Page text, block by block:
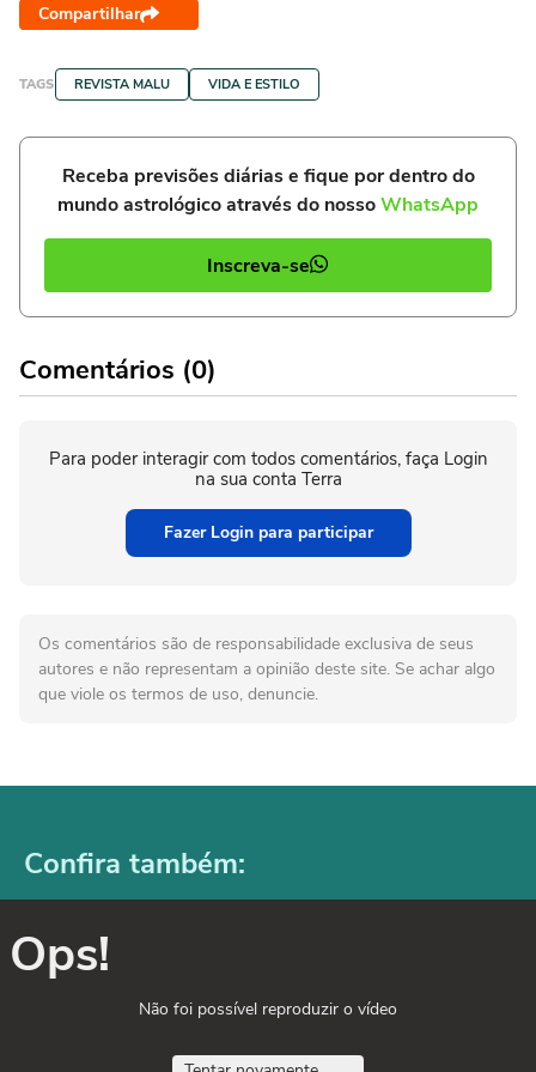
Compartilhar
TAGS REVISTA MALU VIDA E ESTILO
Receba previsões diárias e fique por dentro do
mundo astrológico através do nossoWhatsApp
Inscreva-se
Comentários (0)
Para poder interagir com todos comentários, faça Login
na sua conta Terra
Fazer Login para participar
Os comentários são de responsabilidade exclusiva de seus
autores e não representam a opinião deste site. Se achar algo
que viole os termos de uso, denuncie.
Confira também:
Ops!
Não foi possível reproduzir o vídeo